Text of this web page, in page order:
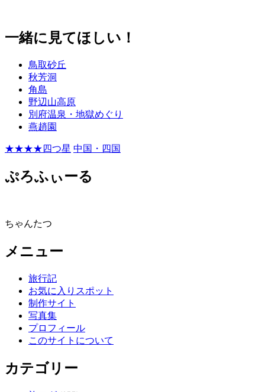
一緒に見てほしい！
鳥取砂丘
秋芳洞
角島
野辺山高原
別府温泉・地獄めぐり
燕趙園
★★★★四つ星 中国・四国
ぷろふぃーる
ちゃんたつ
メニュー
旅行記
お気に入りスポット
制作サイト
写真集
プロフィール
このサイトについて
カテゴリー